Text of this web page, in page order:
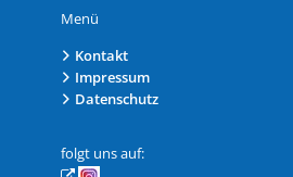
Menü
Kontakt
Impressum
Datenschutz
folgt uns auf: